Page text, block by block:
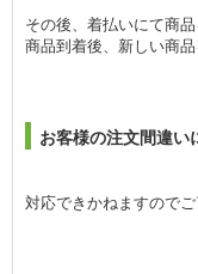
その後、着払いにて商品
商品到着後、新しい商
お客様の注文間違い
対応できかねますのでご